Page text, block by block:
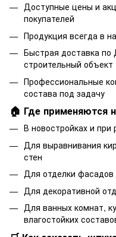
Доступные цены и
покупателей
Продукция всегда в
Быстрая доставка
строительный объект
Профессиональные
состава под задачу
🏠 Где применяются
В новостройках и при
Для выравнивания
стен
Для отделки фасадов
Для декоративной
Для ванных комнат,
влагостойких